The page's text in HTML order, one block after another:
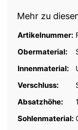
Mehr zu
Artikelnummer:
Obermaterial:
Innenmaterial:
Verschluss:
Absatzhöhe:
Sohlenmaterial: